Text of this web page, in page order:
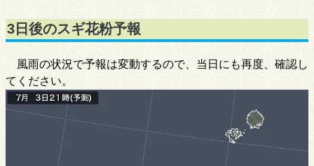
3日後のスギ花粉予報
風雨の状況で予報は変動するので、当日にも再度、確認し
てください。